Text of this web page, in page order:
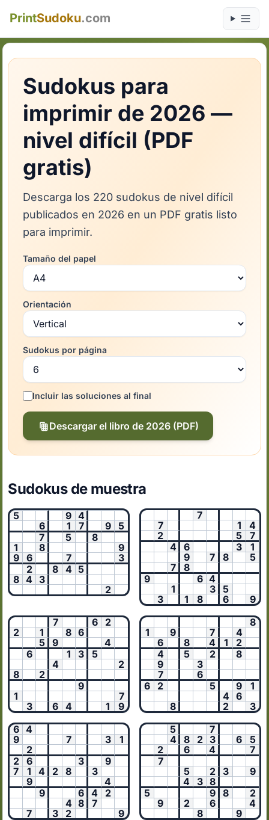
PrintSudoku.com
Sudokus para
imprimir de 2026 —
nivel difícil (PDF
gratis)
Descarga los 220 sudokus de nivel difícil
publicados en 2026 en un PDF gratis listo
para imprimir.
Tamaño del papel
Orientación
Sudokus por página
Incluir las soluciones al final
Descargar el libro de 2026 (PDF)
Sudokus de muestra
5 9 4
6
1 7 9
5
7
5
8
1
8
9
9
6 7
3
2
8 4 5
8 4 3
2
7
7
1
4
2
5
7
4
6 3
1
9
7 8
5
7
8
9
6 4
1
3
5
3
1 8 6
9
7
6
2
2
1 8 6
5
9
4
6
1 3
5
4
2
8
2
9
1
7
3
6 4 1 9
8
1
9 7
4
6
8 4 1
2
4
5 2
8
9
3
7
6
6
2 5 9
1
4 6
8
2
3
6 4
9
7 3
1
2
2
6 3
9
7
1 4 2 8
3
9
4
9
6 4
2
4 8
7
7
3 2 9
5
7
4
8 2 3 6
5
2
6 4
7
7
5
2 3
9
4
3 8
5
9 8
2
9
2 6
4
8
9